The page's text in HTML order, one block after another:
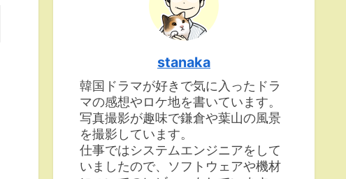
stanaka
韓国ドラマが好きで気に入ったドラ
マの感想やロケ地を書いています。
写真撮影が趣味で鎌倉や葉山の風景
を撮影しています。
仕事ではシステムエンジニアをして
いましたので、ソフトウェアや機材